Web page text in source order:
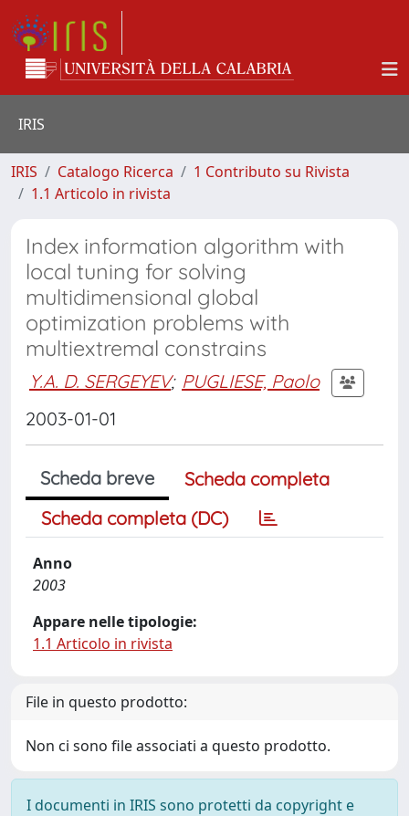
IRIS
IRIS Catalogo Ricerca
1 Contributo su Rivista
1.1 Articolo in rivista
Index information algorithm with
local tuning for solving
multidimensional global
optimization problems with
multiextremal constrains
Y.A. D. SERGEYEV; PUGLIESE, Paolo
2003-01-01
Scheda breve
Scheda completa
Scheda completa (DC)
Anno
2003
Appare nelle tipologie:
1.1 Articolo in rivista
File in questo prodotto:
Non ci sono file associati a questo prodotto.
I documenti in IRIS sono protetti da copyright e